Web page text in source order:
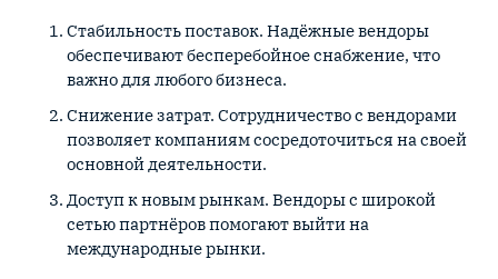
Стабильность поставок. Надёжные вендоры
обеспечивают бесперебойное снабжение, что
важно для любого бизнеса.
Снижение затрат. Сотрудничество с вендорами
позволяет компаниям сосредоточиться на своей
основной деятельности.
Доступ к новым рынкам. Вендоры с широкой
сетью партнёров помогают выйти на
международные рынки.